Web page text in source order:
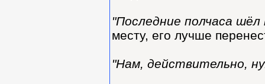
"Последние полчаса
месту, его лучше
"Нам, действительно,